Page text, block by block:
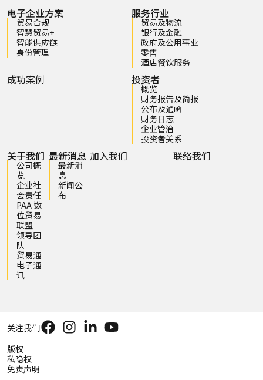
电子企业方案
贸易合规
智慧贸易+
智能供应链
身份管理
服务行业
贸易及物流
银行及金融
政府及公用事业
零售
酒店餐饮服务
成功案例 投资者
概览
财务报告及简报
公布及通函
财务日志
企业管治
投资者关系
关于我们
公司概
览
企业社
会责任
PAA 数
位贸易
联盟
领导团
队
贸易通
电子通
讯
最新消息
最新消
息
新闻公
布
加入我们 联络我们
版权
私隐权
免责声明
关注我们